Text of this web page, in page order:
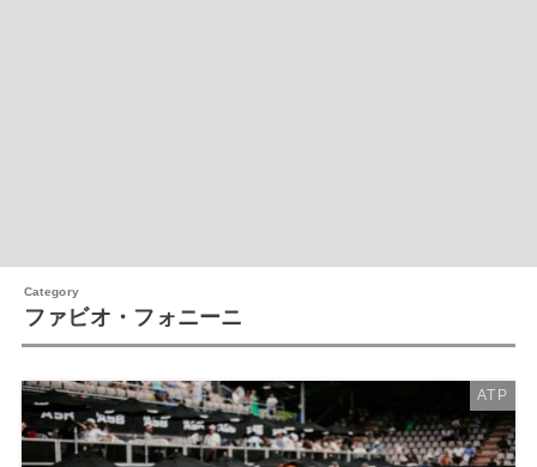
ファビオ・フォニーニ
ATP